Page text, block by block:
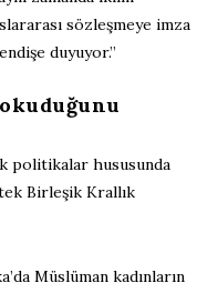
sözleşmeye imza
duyuyor.”
politikalar hususunda
Birleşik Krallık
Müslüman kadınların